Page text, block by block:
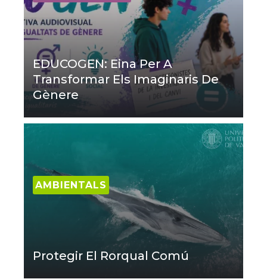
EDUCOGEN: Eina Per A
Transformar Els Imaginaris De
Gènere
AMBIENTALS
Protegir El Rorqual Comú